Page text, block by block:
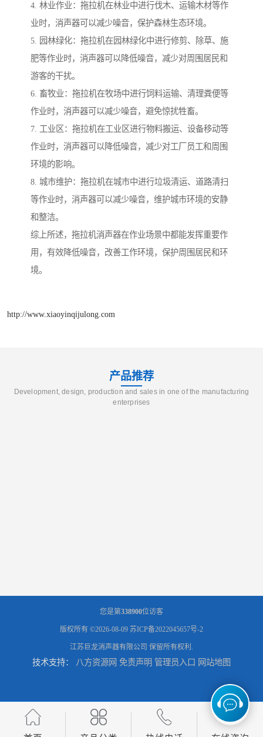
4. 林业作业：拖拉机在林业中进行伐木、运输木材等作
业时，消声器可以减少噪音，保护森林生态环境。
5. 园林绿化：拖拉机在园林绿化中进行修剪、除草、施
肥等作业时，消声器可以降低噪音，减少对周围居民和
游客的干扰。
6. 畜牧业：拖拉机在牧场中进行饲料运输、清理粪便等
作业时，消声器可以减少噪音，避免惊扰牲畜。
7. 工业区：拖拉机在工业区进行物料搬运、设备移动等
作业时，消声器可以降低噪音，减少对工厂员工和周围
环境的影响。
8. 城市维护：拖拉机在城市中进行垃圾清运、道路清扫
等作业时，消声器可以减少噪音，维护城市环境的安静
和整洁。
综上所述，拖拉机消声器在作业场景中都能发挥重要作
用，有效降低噪音，改善工作环境，保护周围居民和环
境。
http://www.xiaoyinqijulong.com
产品推荐
Development, design, production and sales in one of the manufacturing
enterprises
您是第338900位访客
版权所有 ©2026-08-09 苏ICP备2022045657号-2
江苏巨龙消声器有限公司 保留所有权利.
技术支持： 八方资源网 免责声明 管理员入口 网站地图